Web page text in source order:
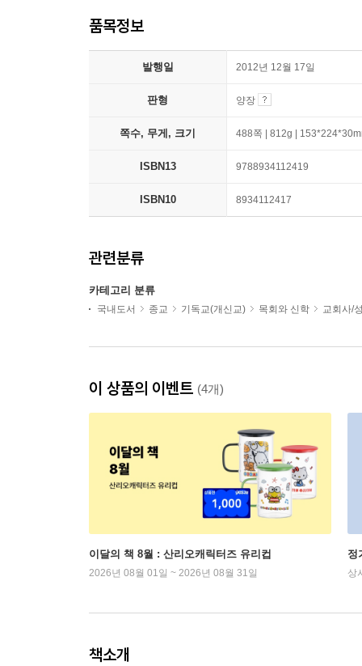
품목정보
발행일 2012년 12월 17일
판형 양장
쪽수, 무게, 크기 488쪽 | 812g |
ISBN13 9788934112419
ISBN10 8934112417
관련분류
카테고리 분류
국내도서 종교 기독교(개신교) 목회와 신학 교회사/
이 상품의 이벤트 (4개)
이달의 책 8월 : 산리오캐릭터즈 유리컵
2026년 08월 01일 ~ 2026년 08월 31일
정
상
책소개